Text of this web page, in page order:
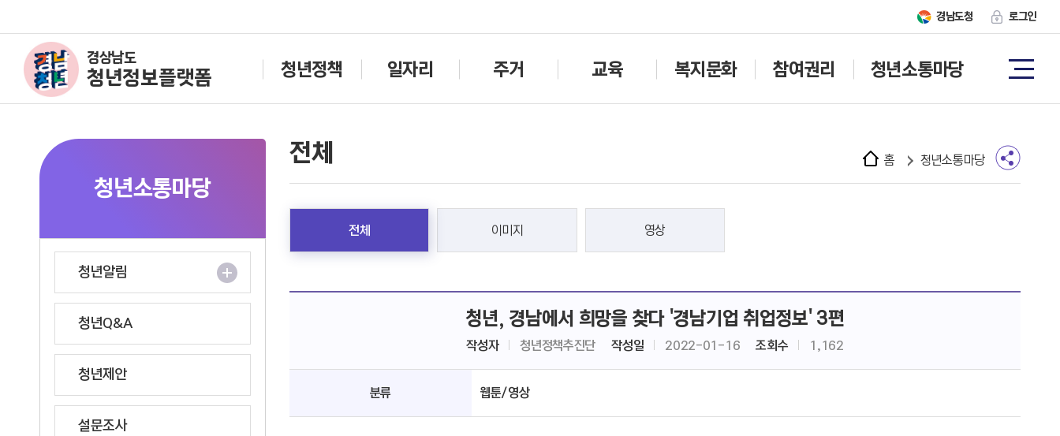
경남도청 로그인
경상남도
청년정보플랫폼 청년정책 일자리 주거 교육 복지문화 참여권리 청년소통마당
청년소통마당
청년알림
청년Q&A
청년제안
설문조사
전체 홈 청년소통마당
전체 이미지 영상
청년, 경남에서 희망을 찾다 '경남기업 취업정보' 3편
작성자 청년정책추진단 작성일 2022-01-16 조회수 1,162
분류 웹툰/영상